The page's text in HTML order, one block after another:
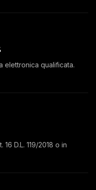
elettronica qualificata.
D.L. 119/2018 o in